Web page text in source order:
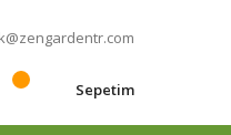
Sepetim